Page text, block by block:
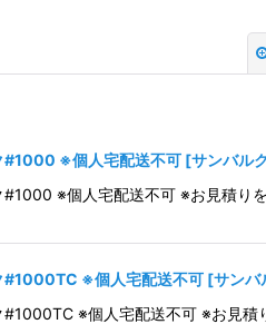
#1000 ※個人宅配送不可 [サンバル
※個人宅配送不可 ※お見積
#1000TC ※個人宅配送不可 [サン
※個人宅配送不可 ※お見